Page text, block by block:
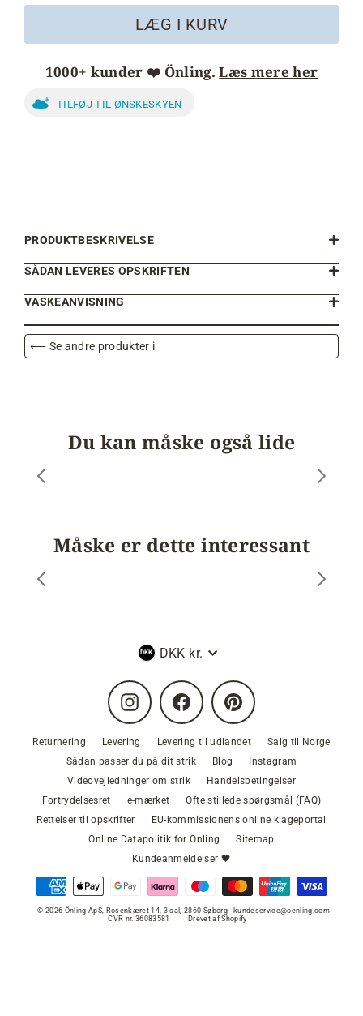
LÆG I KURV
1000+ kunder ❤️ Önling.Læs mere her
TILFØJ TIL ØNSKESKYEN
PRODUKTBESKRIVELSE
SÅDAN LEVERES OPSKRIFTEN
VASKEANVISNING
⟵ Se andre produkter i
Du kan måske også lide
Måske er dette interessant
Valuta
DKK kr.
Instagram Facebook Pinterest
Returnering Levering Levering til udlandet
Salg til Norge
Sådan passer du på dit strik
Blog
Instagram
Videovejledninger om strik
Handelsbetingelser
Fortrydelsesret
e-mærket
Ofte stillede spørgsmål (FAQ)
Rettelser til opskrifter
EU-kommissionens online klageportal
Online Datapolitik for Önling
Sitemap
Kundeanmeldelser 🖤
© 2026 Önling ApS, Rosenkæret 14, 3 sal, 2860 Søborg - kundeservice@oenling.com -
CVR nr. 36083581
Drevet af Shopify